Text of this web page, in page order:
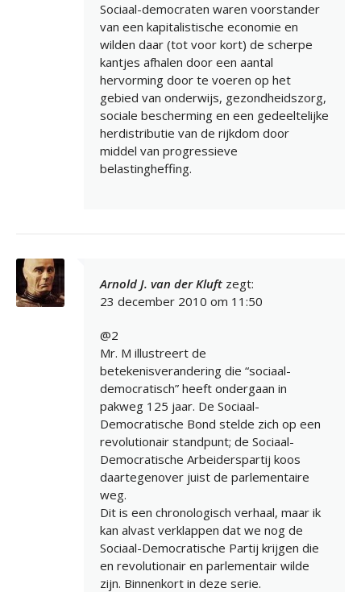
Sociaal-democraten waren voorstander
van een kapitalistische economie en
wilden daar (tot voor kort) de scherpe
kantjes afhalen door een aantal
hervorming door te voeren op het
gebied van onderwijs, gezondheidszorg,
sociale bescherming en een gedeeltelijke
herdistributie van de rijkdom door
middel van progressieve
belastingheffing.
Arnold J. van der Kluft zegt:
23 december 2010 om 11:50
@2
Mr. M illustreert de
betekenisverandering die “sociaal-
democratisch” heeft ondergaan in
pakweg 125 jaar. De Sociaal-
Democratische Bond stelde zich op een
revolutionair standpunt; de Sociaal-
Democratische Arbeiderspartij koos
daartegenover juist de parlementaire
weg.
Dit is een chronologisch verhaal, maar ik
kan alvast verklappen dat we nog de
Sociaal-Democratische Partij krijgen die
en revolutionair en parlementair wilde
zijn. Binnenkort in deze serie.